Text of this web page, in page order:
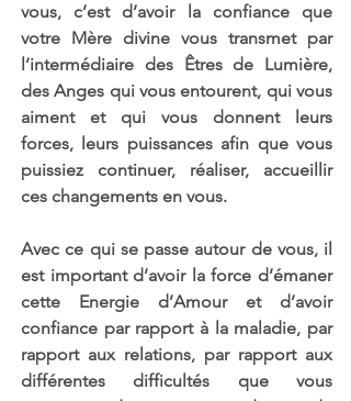
vous, c’est d’avoir la confiance que
votre Mère divine vous transmet par
l’intermédiaire des Êtres de Lumière,
des Anges qui vous entourent, qui vous
aiment et qui vous donnent leurs
forces, leurs puissances afin que vous
puissiez continuer, réaliser, accueillir
ces changements en vous.
Avec ce qui se passe autour de vous, il
est important d’avoir la force d’émaner
cette Energie d’Amour et d’avoir
confiance par rapport à la maladie, par
rapport aux relations, par rapport aux
différentes difficultés que vous